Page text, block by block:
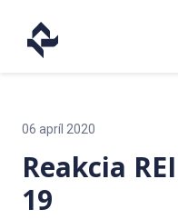
06 apríl 2020
Reakcia
19